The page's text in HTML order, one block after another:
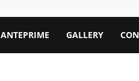
ANTEPRIME GALLERY